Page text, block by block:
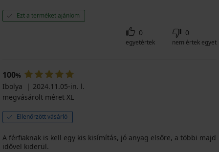
Ezt a terméket ajánlom
0
egyetértek
0
nem értek egyet
100%
Ibolya
2024.11.05-in. l.
megvásárolt méret XL
Ellenőrzött vásárló
A férfiaknak is kell egy kis kisímítás, jó anyag elsőre, a többi majd
idővel kiderül.